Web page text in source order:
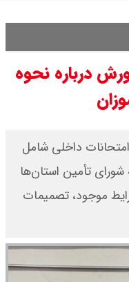
درباره نحوه
داخلی شامل
تأمین استان‌ها
موجود، تصمیمات